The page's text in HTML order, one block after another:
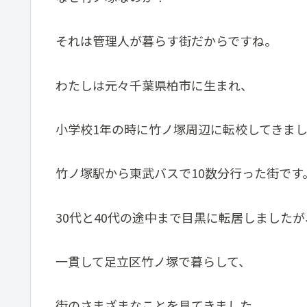
それは管理人が暮らす街だからですね。
わたしは元々千葉県柏市に生まれ、
小学校1年の時に竹ノ塚周辺に転校してきまし
竹ノ塚駅から東武バスで10数分行った街です。
30代と40代の途中まで目黒に転居しましたが
一貫して足立区竹ノ塚で暮らして、